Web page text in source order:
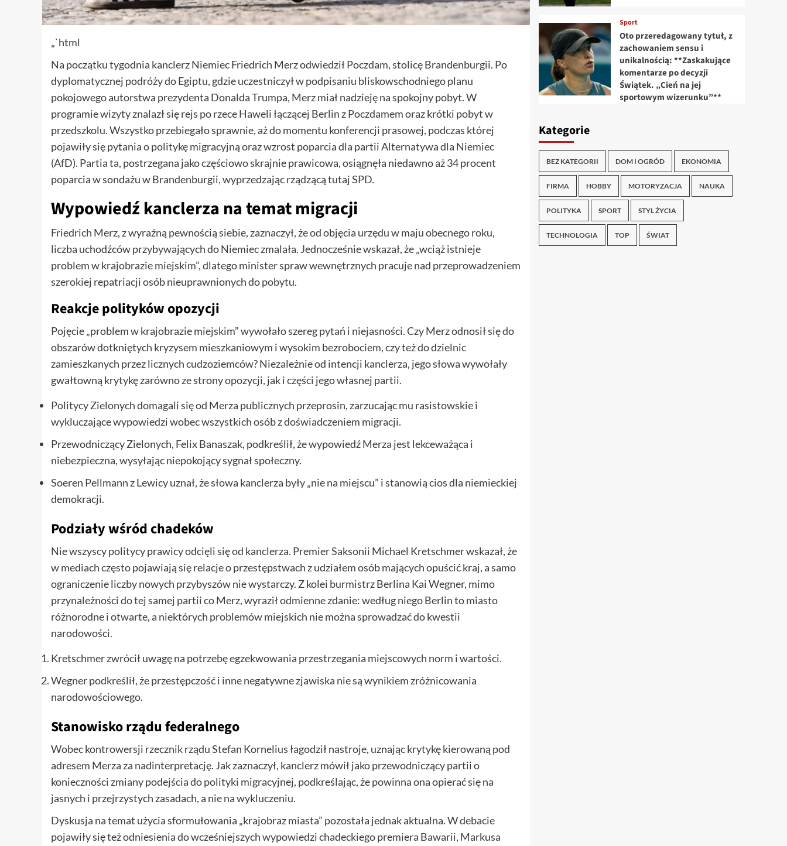
„`html
Na początku tygodnia kanclerz Niemiec Friedrich Merz odwiedził Poczdam, stolicę Brandenburgii. Po
dyplomatycznej podróży do Egiptu, gdzie uczestniczył w podpisaniu bliskowschodniego planu
pokojowego autorstwa prezydenta Donalda Trumpa, Merz miał nadzieję na spokojny pobyt. W
programie wizyty znalazł się rejs po rzece Haweli łączącej Berlin z Poczdamem oraz krótki pobyt w
przedszkolu. Wszystko przebiegało sprawnie, aż do momentu konferencji prasowej, podczas której
pojawiły się pytania o politykę migracyjną oraz wzrost poparcia dla partii Alternatywa dla Niemiec
(AfD). Partia ta, postrzegana jako częściowo skrajnie prawicowa, osiągnęła niedawno aż 34 procent
poparcia w sondażu w Brandenburgii, wyprzedzając rządzącą tutaj SPD.
Wypowiedź kanclerza na temat migracji
Friedrich Merz, z wyraźną pewnością siebie, zaznaczył, że od objęcia urzędu w maju obecnego roku,
liczba uchodźców przybywających do Niemiec zmalała. Jednocześnie wskazał, że „wciąż istnieje
problem w krajobrazie miejskim”, dlatego minister spraw wewnętrznych pracuje nad przeprowadzeniem
szerokiej repatriacji osób nieuprawnionych do pobytu.
Reakcje polityków opozycji
Pojęcie „problem w krajobrazie miejskim” wywołało szereg pytań i niejasności. Czy Merz odnosił się do
obszarów dotkniętych kryzysem mieszkaniowym i wysokim bezrobociem, czy też do dzielnic
zamieszkanych przez licznych cudzoziemców? Niezależnie od intencji kanclerza, jego słowa wywołały
gwałtowną krytykę zarówno ze strony opozycji, jak i części jego własnej partii.
Politycy Zielonych domagali się od Merza publicznych przeprosin, zarzucając mu rasistowskie i
wykluczające wypowiedzi wobec wszystkich osób z doświadczeniem migracji.
Przewodniczący Zielonych, Felix Banaszak, podkreślił, że wypowiedź Merza jest lekceważąca i
niebezpieczna, wysyłając niepokojący sygnał społeczny.
Soeren Pellmann z Lewicy uznał, że słowa kanclerza były „nie na miejscu” i stanowią cios dla niemieckiej
demokracji.
Podziały wśród chadeków
Nie wszyscy politycy prawicy odcięli się od kanclerza. Premier Saksonii Michael Kretschmer wskazał, że
w mediach często pojawiają się relacje o przestępstwach z udziałem osób mających opuścić kraj, a samo
ograniczenie liczby nowych przybyszów nie wystarczy. Z kolei burmistrz Berlina Kai Wegner, mimo
przynależności do tej samej partii co Merz, wyraził odmienne zdanie: według niego Berlin to miasto
różnorodne i otwarte, a niektórych problemów miejskich nie można sprowadzać do kwestii
narodowości.
Kretschmer zwrócił uwagę na potrzebę egzekwowania przestrzegania miejscowych norm i wartości.
Wegner podkreślił, że przestępczość i inne negatywne zjawiska nie są wynikiem zróżnicowania
narodowościowego.
Stanowisko rządu federalnego
Wobec kontrowersji rzecznik rządu Stefan Kornelius łagodził nastroje, uznając krytykę kierowaną pod
adresem Merza za nadinterpretację. Jak zaznaczył, kanclerz mówił jako przewodniczący partii o
konieczności zmiany podejścia do polityki migracyjnej, podkreślając, że powinna ona opierać się na
jasnych i przejrzystych zasadach, a nie na wykluczeniu.
Dyskusja na temat użycia sformułowania „krajobraz miasta” pozostała jednak aktualna. W debacie
pojawiły się też odniesienia do wcześniejszych wypowiedzi chadeckiego premiera Bawarii, Markusa
Sport
Oto przeredagowany tytuł, z
zachowaniem sensu i
unikalnością: **Zaskakujące
komentarze po decyzji
Świątek. „Cień na jej
sportowym wizerunku”**
Kategorie
BEZ KATEGORII DOM I OGRÓD EKONOMIA
FIRMA HOBBY MOTORYZACJA NAUKA
POLITYKA SPORT STYL ŻYCIA
TECHNOLOGIA TOP ŚWIAT